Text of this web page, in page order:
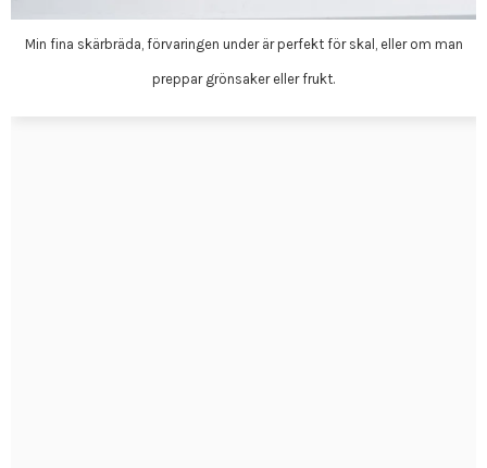
Min fina skärbräda, förvaringen under är perfekt för skal, eller om man
preppar grönsaker eller frukt.